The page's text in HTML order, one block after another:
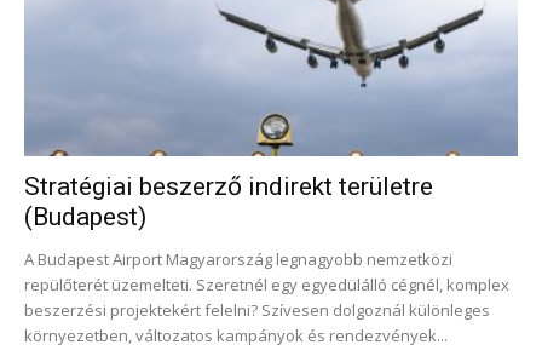
Stratégiai beszerző indirekt területre
(Budapest)
A Budapest Airport Magyarország legnagyobb nemzetközi
repülőterét üzemelteti. Szeretnél egy egyedülálló cégnél, komplex
beszerzési projektekért felelni? Szívesen dolgoznál különleges
környezetben, változatos kampányok és rendezvények...